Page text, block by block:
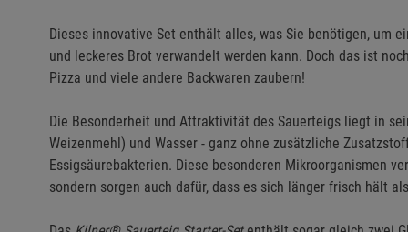
Dieses innovative Set enthält alles, was Sie benötigen, um
und leckeres Brot verwandelt werden kann. Doch das ist
Pizza und viele andere Backwaren zaubern!
Die Besonderheit und Attraktivität des Sauerteigs liegt in
Weizenmehl) und Wasser - ganz ohne zusätzliche
Essigsäurebakterien. Diese besonderen Mikroorganismen
sondern sorgen auch dafür, dass es sich länger frisch hält